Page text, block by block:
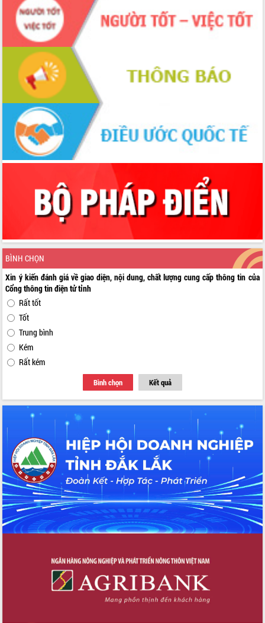
BÌNH CHỌN
Xin ý kiến đánh giá về giao diện, nội dung, chất lượng cung cấp thông tin của
Cổng thông tin điện tử tỉnh
Rất tốt
Tốt
Trung bình
Kém
Rất kém
Bình chọn Kết quả